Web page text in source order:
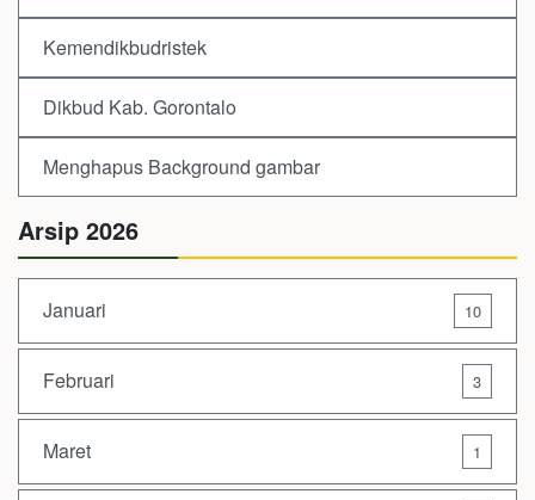
Kemendikbudristek
Dikbud Kab. Gorontalo
Menghapus Background gambar
Arsip 2026
Januari 10
Februari 3
Maret 1